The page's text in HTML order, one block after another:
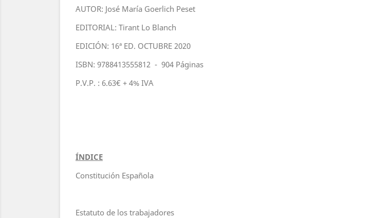
AUTOR: José María Goerlich Peset
EDITORIAL: Tirant Lo Blanch
EDICIÓN: 16ª ED. OCTUBRE 2020
ISBN: 9788413555812 - 904 Páginas
P.V.P. : 6.63€ + 4% IVA
ÍNDICE
Constitución Española
Estatuto de los trabajadores